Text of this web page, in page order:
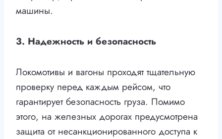
машины.
3. Надежность и безопасность
Локомотивы и вагоны проходят тщательную
проверку перед каждым рейсом, что
гарантирует безопасность груза. Помимо
этого, на железных дорогах предусмотрена
защита от несанкционированного доступа к